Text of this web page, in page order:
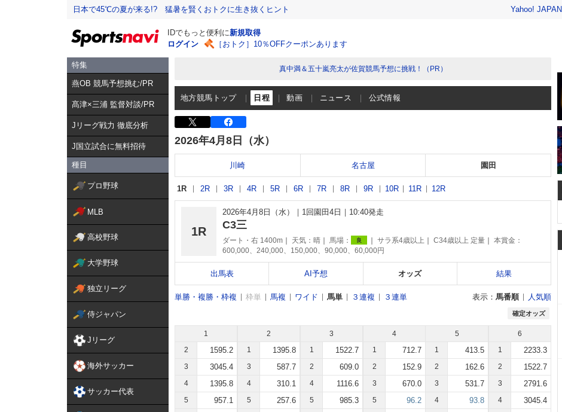
日本で45℃の夏が来る!? 猛暑を賢くおトクに生き抜くヒント Yahoo! JAPAN
IDでもっと便利に新規取得
ログイン
［おトク］10％OFFクーポンあります
特集
燕OB 競馬予想挑む/PR
髙津×三浦 監督対談/PR
Jリーグ戦力 徹底分析
J国立試合に無料招待
種目
プロ野球
MLB
高校野球
大学野球
独立リーグ
侍ジャパン
Jリーグ
海外サッカー
サッカー代表
真中満＆五十嵐亮太が佐賀競馬予想に挑戦！（PR）
地方競馬トップ 日程 動画 ニュース 公式情報
2026年4月8日（水）
川崎 名古屋 園田
1R 2R 3R 4R 5R 6R 7R 8R 9R 10R 11R 12R
1R
2026年4月8日（水） 1回園田4日 10:40発走
C3三
ダート・右 1400m 天気： 晴 馬場： 良 サラ系4歳以上 C34歳以上 定量
本賞金：
600,000、240,000、150,000、90,000、60,000円
出馬表 AI予想 オッズ 結果
単勝・複勝・枠複 枠単 馬複 ワイド 馬単 ３連複 ３連単 表示： 馬番順 人気順
確定オッズ
1
2
1595.2
3 3045.4
4 1395.8
5 957.1
2
1
1395.8
3 587.7
4 310.1
5 257.6
3
1
1522.7
2 609.0
4 1116.6
5 985.3
4
1
712.7
2 152.9
3 670.0
5 96.2
5
1
413.5
2 162.6
3 531.7
4 93.8
6
1
2233.3
2 1522.7
3 2791.6
4 3045.4